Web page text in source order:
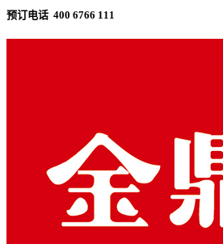
预订电话 400 6766 111